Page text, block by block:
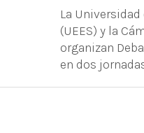
La
(UEES) y la
organizan
en dos